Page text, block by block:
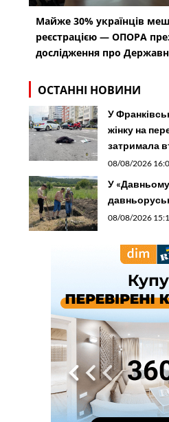
Майже 30% українців
реєстрацією — ОПОРА
дослідження про
ОСТАННІ НОВИНИ
У
жінку на
затримала
08/08/2026
У
08/08/2026